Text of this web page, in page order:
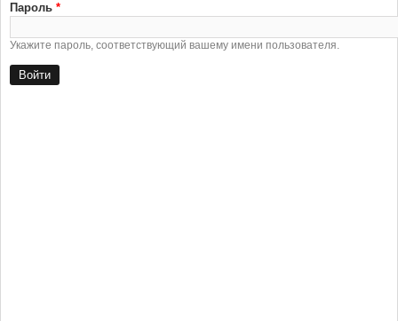
Пароль *
Укажите пароль, соответствующий вашему имени пользователя.